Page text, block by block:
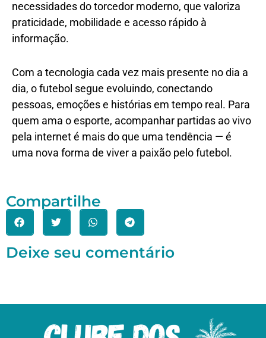
necessidades do torcedor moderno, que valoriza
praticidade, mobilidade e acesso rápido à
informação.
Com a tecnologia cada vez mais presente no dia a
dia, o futebol segue evoluindo, conectando
pessoas, emoções e histórias em tempo real. Para
quem ama o esporte, acompanhar partidas ao vivo
pela internet é mais do que uma tendência — é
uma nova forma de viver a paixão pelo futebol.
Compartilhe
Deixe seu comentário